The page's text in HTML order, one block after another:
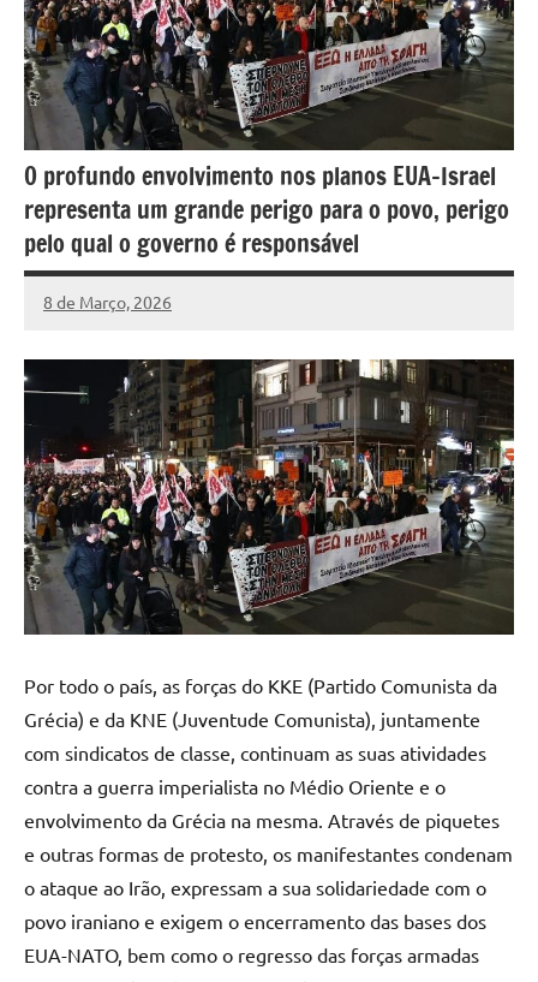
O profundo envolvimento nos planos EUA-Israel
representa um grande perigo para o povo, perigo
pelo qual o governo é responsável
8 de Março, 2026
Pedro
Por todo o país, as forças do KKE (Partido Comunista da
Grécia) e da KNE (Juventude Comunista), juntamente
com sindicatos de classe, continuam as suas atividades
contra a guerra imperialista no Médio Oriente e o
envolvimento da Grécia na mesma. Através de piquetes
e outras formas de protesto, os manifestantes condenam
o ataque ao Irão, expressam a sua solidariedade com o
povo iraniano e exigem o encerramento das bases dos
EUA-NATO, bem como o regresso das forças armadas